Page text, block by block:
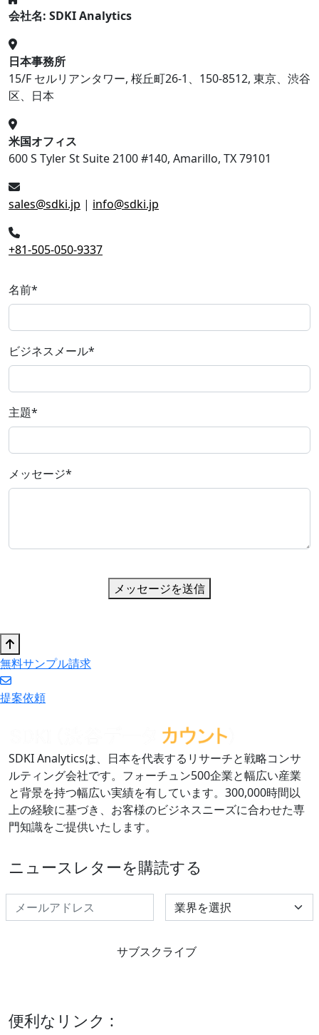
会社名: SDKI Analytics
日本事務所
15/F セルリアンタワー, 桜丘町26-1、150-8512, 東京、渋谷
区、日本
米国オフィス
600 S Tyler St Suite 2100 #140, Amarillo, TX 79101
sales@sdki.jp | info@sdki.jp
+81-505-050-9337
名前*
ビジネスメール*
主題*
メッセージ*
メッセージを送信
無料サンプル請求
提案依頼
SDKI Analyticsは、日本を代表するリサーチと戦略コンサ
ルティング会社です。フォーチュン500企業と幅広い産業
と背景を持つ幅広い実績を有しています。300,000時間以
上の経験に基づき、お客様のビジネスニーズに合わせた専
門知識をご提供いたします。
ニュースレターを購読する
Select Industry
サブスクライブ
便利なリンク :